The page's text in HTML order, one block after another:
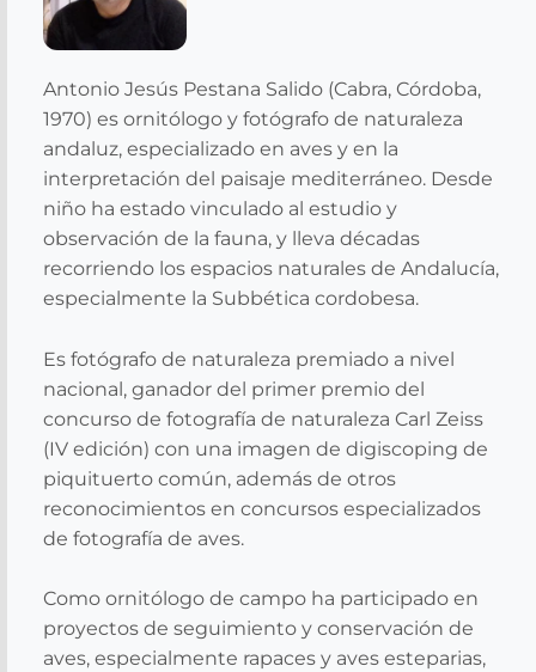
Antonio Jesús Pestana Salido (Cabra, Córdoba,
1970) es ornitólogo y fotógrafo de naturaleza
andaluz, especializado en aves y en la
interpretación del paisaje mediterráneo. Desde
niño ha estado vinculado al estudio y
observación de la fauna, y lleva décadas
recorriendo los espacios naturales de Andalucía,
especialmente la Subbética cordobesa.
Es fotógrafo de naturaleza premiado a nivel
nacional, ganador del primer premio del
concurso de fotografía de naturaleza Carl Zeiss
(IV edición) con una imagen de digiscoping de
piquituerto común, además de otros
reconocimientos en concursos especializados
de fotografía de aves.
Como ornitólogo de campo ha participado en
proyectos de seguimiento y conservación de
aves, especialmente rapaces y aves esteparias,